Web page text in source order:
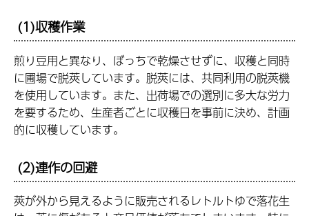
(1)収穫作業
煎り豆用と異なり、ぼっちで乾燥させずに、収穫と同時
に圃場で脱莢しています。脱莢には、共同利用の脱莢機
を使用しています。また、出荷場での選別に多大な労力
を要するため、生産者ごとに収穫日を事前に決め、計画
的に収穫しています。
(2)連作の回避
莢が外から見えるように販売されるレトルトゆで落花生